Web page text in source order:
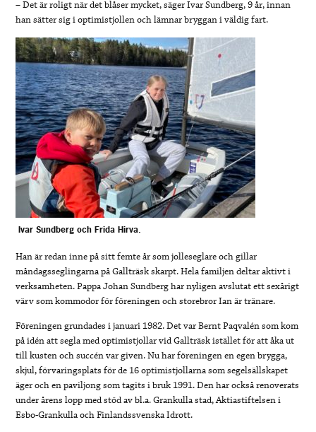
– Det är roligt när det blåser mycket, säger Ivar Sundberg, 9 år, innan
han sätter sig i optimistjollen och lämnar bryggan i väldig fart.
Ivar Sundberg och Frida Hirva.
Han är redan inne på sitt femte år som jolleseglare och gillar
måndagsseglingarna på Gallträsk skarpt. Hela familjen deltar aktivt i
verksamheten. Pappa Johan Sundberg har nyligen avslutat ett sexårigt
värv som kommodor för föreningen och storebror Ian är tränare.
Föreningen grundades i januari 1982. Det var Bernt Paqvalén som kom
på idén att segla med optimistjollar vid Gallträsk istället för att åka ut
till kusten och succén var given. Nu har föreningen en egen brygga,
skjul, förvaringsplats för de 16 optimistjollarna som segelsällskapet
äger och en paviljong som tagits i bruk 1991. Den har också renoverats
under årens lopp med stöd av bl.a. Grankulla stad, Aktiastiftelsen i
Esbo-Grankulla och Finlandssvenska Idrott.